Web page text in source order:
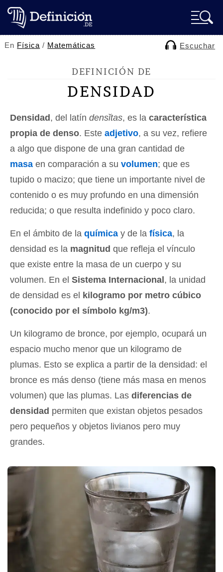
En Física / Matemáticas Escuchar
DEFINICIÓN DE
DENSIDAD
Densidad , del latín densĭtas, es la característica
propia de denso. Este adjetivo, a su vez, refiere
a algo que dispone de una gran cantidad de
masa en comparación a su volumen; que es
tupido o macizo; que tiene un importante nivel de
contenido o es muy profundo en una dimensión
reducida; o que resulta indefinido y poco claro.
En el ámbito de la química y de la física, la
densidad es la magnitud que refleja el vínculo
que existe entre la masa de un cuerpo y su
volumen. En el Sistema Internacional , la unidad
de densidad es el kilogramo por metro cúbico
(conocido por el símbolo kg/m3).
Un kilogramo de bronce, por ejemplo, ocupará un
espacio mucho menor que un kilogramo de
plumas. Esto se explica a partir de la densidad: el
bronce es más denso (tiene más masa en menos
volumen) que las plumas. Las diferencias de
densidad permiten que existan objetos pesados
pero pequeños y objetos livianos pero muy
grandes.